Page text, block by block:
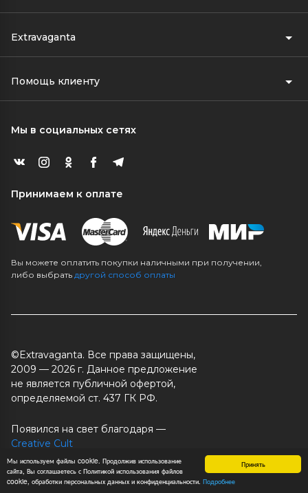
Принять
Мы используем файлы cookie. Продолжив использование
сайта, Вы соглашаетесь с Политикой использования файлов
cookie, обработки персональных данных и конфиденциальности. Подробнее
Extravaganta
Помощь клиенту
Мы в социальных сетях
Принимаем к оплате
Вы можете оплатить покупки наличными при получении,
либо выбрать другой способ оплаты
©Extravaganta. Все права защищены,
2009 — 2026 г. Данное предложение
не является публичной офертой,
определяемой ст. 437 ГК РФ.
Появился на свет благодаря —
Creative Cult
Работает на платформе —Ready Script